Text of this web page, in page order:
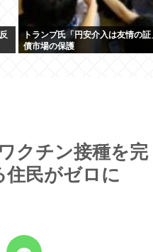
トランプ氏「円安介入は友情の
債市場の保護
クチン接種を完
住民がゼロに